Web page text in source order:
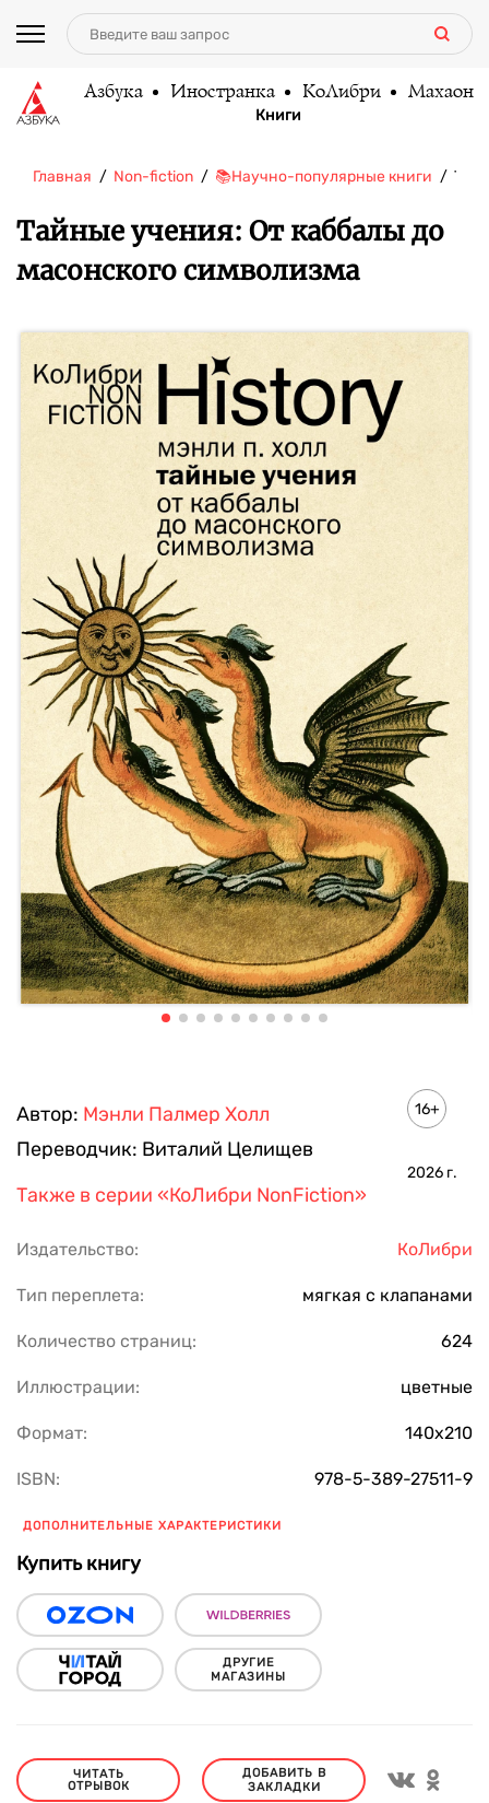
Азбука Иностранка КоЛибри Махаон
Книги
Главная Non-fiction 📚Научно-популярные книги
Тайные учения: От каббалы до
масонского символизма
Автор: Мэнли Палмер Холл
Переводчик: Виталий Целищев
16+
2026 г.
Также в серии «КоЛибри NonFiction»
Издательство: КоЛибри
Тип переплета: мягкая с клапанами
Количество страниц: 624
Иллюстрации: цветные
Формат: 140х210
ISBN: 978-5-389-27511-9
ДОПОЛНИТЕЛЬНЫЕ ХАРАКТЕРИСТИКИ
Купить книгу
ДРУГИЕ
МАГАЗИНЫ
ЧИТАТЬ
ОТРЫВОК
ДОБАВИТЬ В
ЗАКЛАДКИ